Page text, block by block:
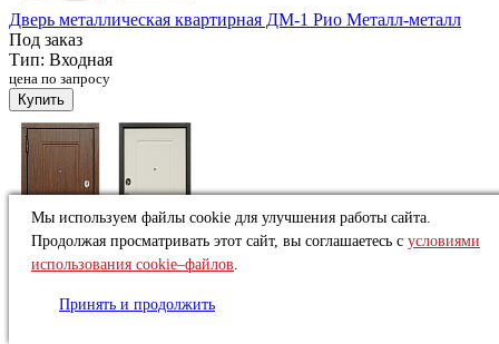
Дверь металлическая квартирная ДМ-1 Рио Металл-металл
Под заказ
Тип: Входная
цена по запросу
Купить
Дверь металлическая квартирная ДМ-1 Орион Винорит
Мы используем файлы cookie для улучшения работы сайта.
Продолжая просматривать этот сайт, вы соглашаетесь с условиями
использования cookie–файлов.
Принять и продолжить